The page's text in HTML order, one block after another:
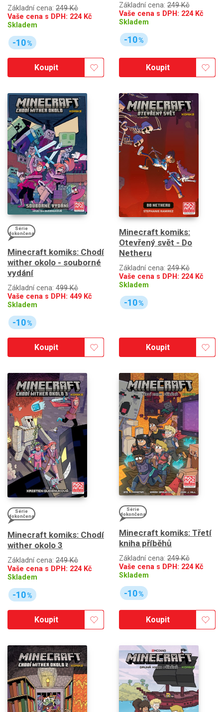
Základní cena: 249 Kč
Vaše cena s DPH: 224Kč
Skladem
-10%
Koupit
Základní cena: 249 Kč
Vaše cena s DPH: 224Kč
Skladem
-10%
Koupit
Série
dokončena
Minecraft komiks: Chodí
wither okolo - souborné
vydání
Základní cena: 499 Kč
Vaše cena s DPH: 449 Kč
Skladem
-10%
Koupit
Minecraft komiks:
Otevřený svět - Do
Netheru
Základní cena: 249 Kč
Vaše cena s DPH: 224Kč
Skladem
-10%
Koupit
Série
dokončena
Minecraft komiks: Chodí
wither okolo 3
Základní cena: 249 Kč
Vaše cena s DPH: 224Kč
Skladem
-10%
Koupit
Série
dokončena
Minecraft komiks: Třetí
kniha příběhů
Základní cena: 249 Kč
Vaše cena s DPH: 224Kč
Skladem
-10%
Koupit